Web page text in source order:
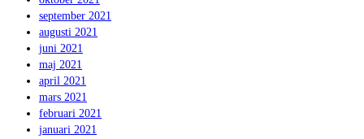
september 2021
augusti 2021
juni 2021
maj 2021
april 2021
mars 2021
februari 2021
januari 2021